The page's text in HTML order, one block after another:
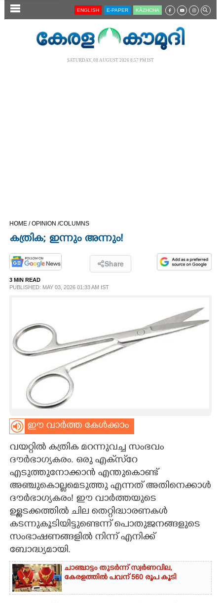
SECTIONS
OPINION
PHOTOS
SPIRITUAL
ASTRO
CARTOONS
LITERATURE
ZOOM
ENGLISH E-PAPER KĀZHCHA
SATURDAY, 08 AUGUST 2026 8.57 PM IST
HOME /OPINION /COLUMNS
കത്രിക; ഇന്നും അന്നും!
Share
3 MIN READ
PUBLISHED: MAY 03, 2026 01:33 AM IST
ഈ വാർത്ത കേൾക്കാം
വയറ്റിൽ കത്രിക മറന്നുവച്ച സംഭവം
ദൗർഭാഗ്യകരം. ഒരു എക്‌സ്‌റേ
എടുത്തുനോക്കാൻ എന്തുകൊണ്ട്
അഞ്ചുകൊല്ലമെടുത്തു എന്നത് അതിനെക്കാൾ
ദൗർഭാഗ്യകരം! ഈ വാർത്തയുടെ
ഉള്ളടക്കത്തിൽ ചില തെറ്റിദ്ധാരണകൾ
കടന്നുകൂടിയിട്ടുണ്ടെന്ന് പൊതുജനങ്ങളുടെ
സംഭാഷണങ്ങളിൽ നിന്ന് എനിക്ക്
ബോദ്ധ്യമായി.
ചാഞ്ചാട്ടം തുടർന്ന് സ്വർണവില,
കേരളത്തിൽ പവന് 560 രൂപ കൂടി